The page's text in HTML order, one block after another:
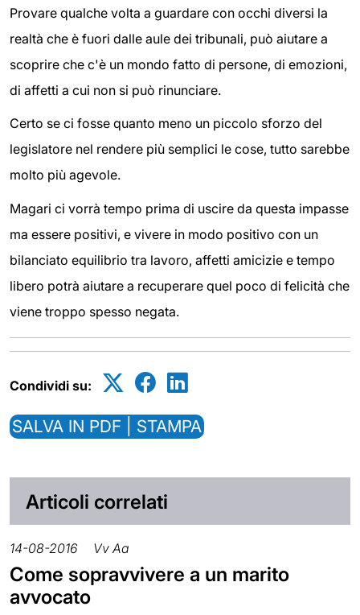
Provare qualche volta a guardare con occhi diversi la
realtà che è fuori dalle aule dei tribunali, può aiutare a
scoprire che c'è un mondo fatto di persone, di emozioni,
di affetti a cui non si può rinunciare.
Certo se ci fosse quanto meno un piccolo sforzo del
legislatore nel rendere più semplici le cose, tutto sarebbe
molto più agevole.
Magari ci vorrà tempo prima di uscire da questa impasse
ma essere positivi, e vivere in modo positivo con un
bilanciato equilibrio tra lavoro, affetti amicizie e tempo
libero potrà aiutare a recuperare quel poco di felicità che
viene troppo spesso negata.
Condividi su:
SALVA IN PDF | STAMPA
Articoli correlati
14-08-2016 Vv Aa
Come sopravvivere a un marito
avvocato